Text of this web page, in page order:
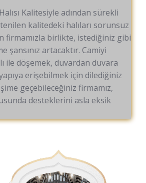
Kalitesiyle adından sürekli
kalitedeki halıları sorunsuz
firmamızla birlikte, istediğiniz gibi
şansınız artacaktır. Camiyi
ile döşemek, duvardan duvara
erişebilmek için dilediğiniz
geçebileceğiniz firmamız,
desteklerini asla eksik